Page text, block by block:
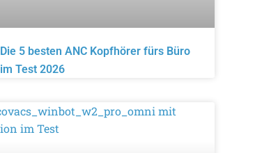
Die 5 besten ANC Kopfhörer fürs Büro
im Test 2026